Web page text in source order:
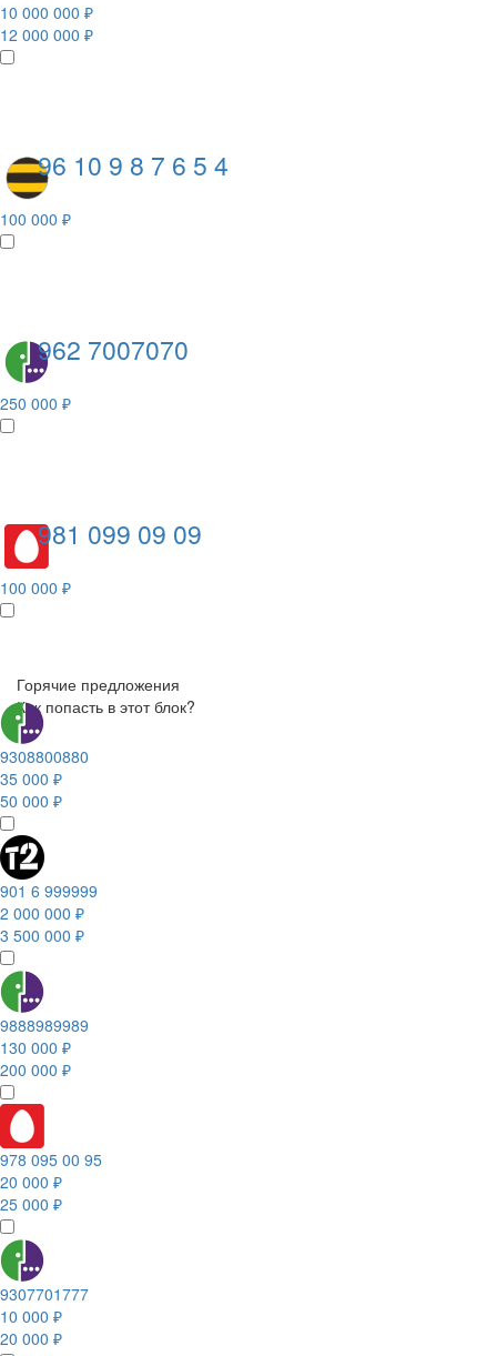
10 000 000 ₽
12 000 000 ₽
96 10 9 8 7 6 5 4
100 000 ₽
962 7007070
250 000 ₽
981 099 09 09
100 000 ₽
Горячие предложения
Как попасть в этот блок?
9308800880
35 000 ₽
50 000 ₽
901 6 999999
2 000 000 ₽
3 500 000 ₽
9888989989
130 000 ₽
200 000 ₽
978 095 00 95
20 000 ₽
25 000 ₽
9307701777
10 000 ₽
20 000 ₽